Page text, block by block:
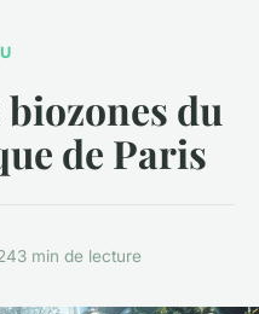
du
de Paris
3 min de lecture